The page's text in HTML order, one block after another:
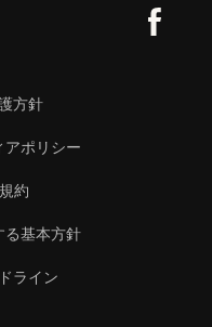
方針
アポリシー
約
る基本方針
ライン